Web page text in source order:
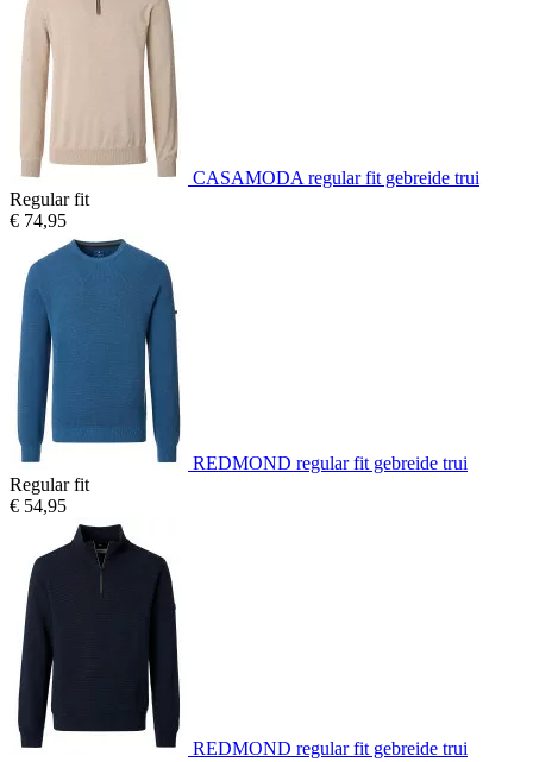
CASAMODA regular fit gebreide trui
Regular fit
€ 74,95
REDMOND regular fit gebreide trui
Regular fit
€ 54,95
REDMOND regular fit gebreide trui